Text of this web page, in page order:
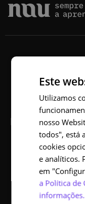
NAU
Como se tornar
Este
Utilizamos
nosso
todos", está
cookies
e analíticos.
em
a Política de
informações.